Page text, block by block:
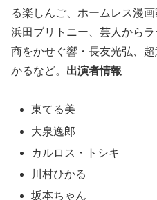
る楽しんご、ホームレス漫
浜田ブリトニー、芸人から
商をかせぐ響・長友光弘、
かるなど。 出演者情報
東てる美
大泉逸郎
カルロス・トシキ
川村ひかる
坂本ちゃん